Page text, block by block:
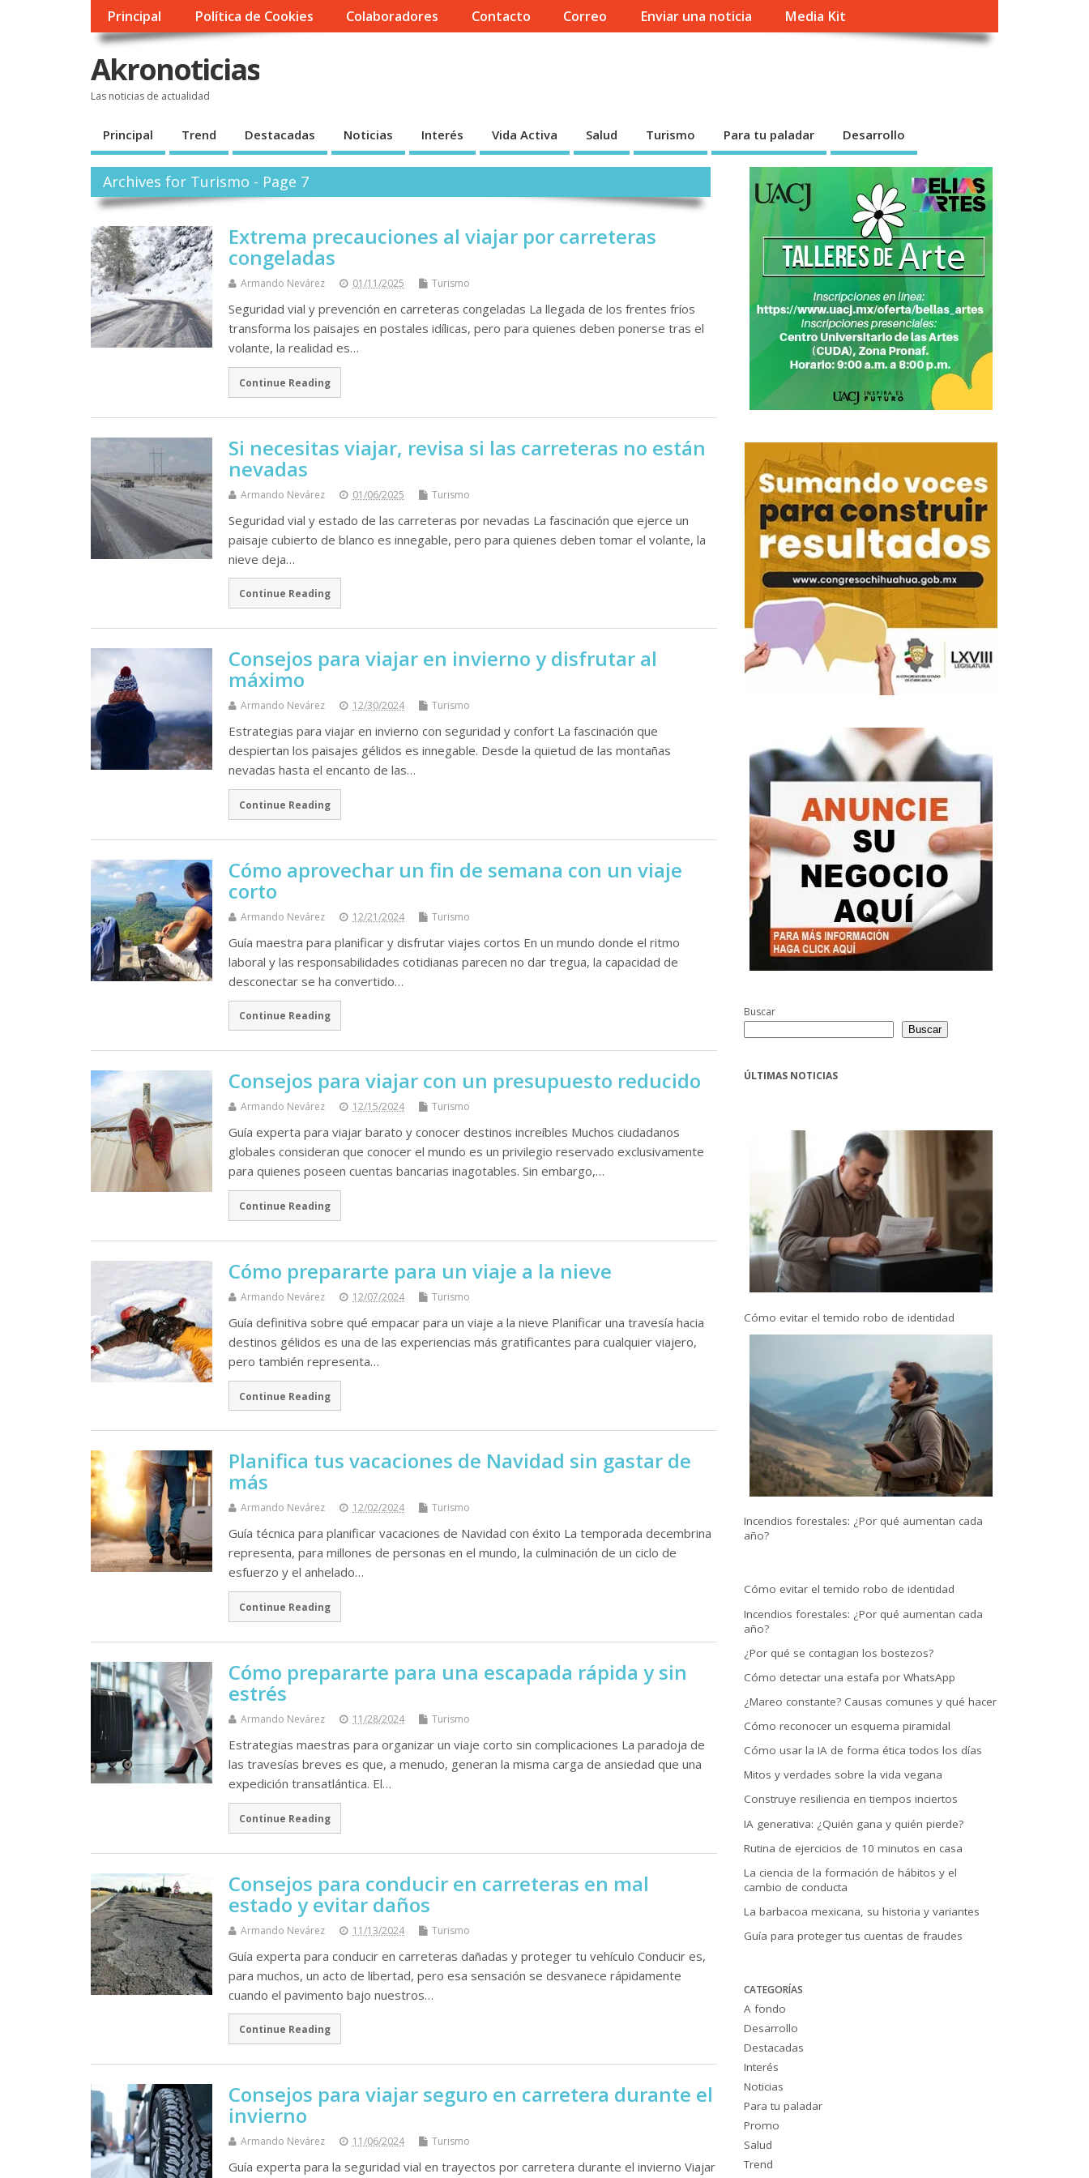
Principal Política de Cookies Colaboradores Contacto Correo Enviar una noticia Media Kit
Akronoticias
Las noticias de actualidad
Principal Trend Destacadas Noticias Interés Vida Activa Salud Turismo Para tu paladar Desarrollo
Archives for Turismo - Page 7
Extrema precauciones al viajar por carreteras
congeladas
Armando Nevárez 01/11/2025 Turismo
Seguridad vial y prevención en carreteras congeladas La llegada de los frentes fríos
transforma los paisajes en postales idílicas, pero para quienes deben ponerse tras el
volante, la realidad es…
Continue Reading
Si necesitas viajar, revisa si las carreteras no están
nevadas
Armando Nevárez 01/06/2025 Turismo
Seguridad vial y estado de las carreteras por nevadas La fascinación que ejerce un
paisaje cubierto de blanco es innegable, pero para quienes deben tomar el volante, la
nieve deja…
Continue Reading
Consejos para viajar en invierno y disfrutar al
máximo
Armando Nevárez 12/30/2024 Turismo
Estrategias para viajar en invierno con seguridad y confort La fascinación que
despiertan los paisajes gélidos es innegable. Desde la quietud de las montañas
nevadas hasta el encanto de las…
Continue Reading
Cómo aprovechar un fin de semana con un viaje
corto
Armando Nevárez 12/21/2024 Turismo
Guía maestra para planificar y disfrutar viajes cortos En un mundo donde el ritmo
laboral y las responsabilidades cotidianas parecen no dar tregua, la capacidad de
desconectar se ha convertido…
Continue Reading
Consejos para viajar con un presupuesto reducido
Armando Nevárez 12/15/2024 Turismo
Guía experta para viajar barato y conocer destinos increíbles Muchos ciudadanos
globales consideran que conocer el mundo es un privilegio reservado exclusivamente
para quienes poseen cuentas bancarias inagotables. Sin embargo,…
Continue Reading
Cómo prepararte para un viaje a la nieve
Armando Nevárez 12/07/2024 Turismo
Guía definitiva sobre qué empacar para un viaje a la nieve Planificar una travesía hacia
destinos gélidos es una de las experiencias más gratificantes para cualquier viajero,
pero también representa…
Continue Reading
Planifica tus vacaciones de Navidad sin gastar de
más
Armando Nevárez 12/02/2024 Turismo
Guía técnica para planificar vacaciones de Navidad con éxito La temporada decembrina
representa, para millones de personas en el mundo, la culminación de un ciclo de
esfuerzo y el anhelado…
Continue Reading
Cómo prepararte para una escapada rápida y sin
estrés
Armando Nevárez 11/28/2024 Turismo
Estrategias maestras para organizar un viaje corto sin complicaciones La paradoja de
las travesías breves es que, a menudo, generan la misma carga de ansiedad que una
expedición transatlántica. El…
Continue Reading
Consejos para conducir en carreteras en mal
estado y evitar daños
Armando Nevárez 11/13/2024 Turismo
Guía experta para conducir en carreteras dañadas y proteger tu vehículo Conducir es,
para muchos, un acto de libertad, pero esa sensación se desvanece rápidamente
cuando el pavimento bajo nuestros…
Continue Reading
Consejos para viajar seguro en carretera durante el
invierno
Armando Nevárez 11/06/2024 Turismo
Guía experta para la seguridad vial en trayectos por carretera durante el invierno Viajar
Buscar
Buscar
ÚLTIMAS NOTICIAS
Cómo evitar el temido robo de identidad
Incendios forestales: ¿Por qué aumentan cada
año?
Cómo evitar el temido robo de identidad
Incendios forestales: ¿Por qué aumentan cada
año?
¿Por qué se contagian los bostezos?
Cómo detectar una estafa por WhatsApp
¿Mareo constante? Causas comunes y qué hacer
Cómo reconocer un esquema piramidal
Cómo usar la IA de forma ética todos los días
Mitos y verdades sobre la vida vegana
Construye resiliencia en tiempos inciertos
IA generativa: ¿Quién gana y quién pierde?
Rutina de ejercicios de 10 minutos en casa
La ciencia de la formación de hábitos y el
cambio de conducta
La barbacoa mexicana, su historia y variantes
Guía para proteger tus cuentas de fraudes
CATEGORÍAS
A fondo
Desarrollo
Destacadas
Interés
Noticias
Para tu paladar
Promo
Salud
Trend